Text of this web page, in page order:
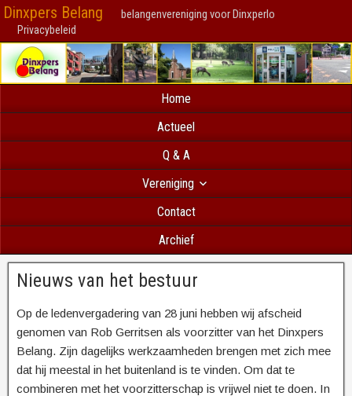
Dinxpers Belang belangenvereniging voor Dinxperlo
Privacybeleid
Home
Actueel
Q & A
Vereniging
Contact
Archief
Nieuws van het bestuur
Op de ledenvergadering van 28 juni hebben wij afscheid
genomen van Rob Gerritsen als voorzitter van het Dinxpers
Belang. Zijn dagelijks werkzaamheden brengen met zich mee
dat hij meestal in het buitenland is te vinden. Om dat te
combineren met het voorzitterschap is vrijwel niet te doen. In